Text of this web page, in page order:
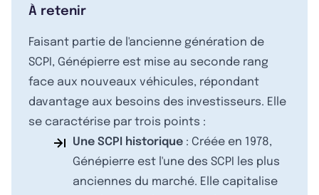
À retenir
Faisant partie de l'ancienne génération de
SCPI, Génépierre est mise au seconde rang
face aux nouveaux véhicules, répondant
davantage aux besoins des investisseurs. Elle
se caractérise par trois points :
Une SCPI historique : Créée en 1978,
Génépierre est l'une des SCPI les plus
anciennes du marché. Elle capitalise